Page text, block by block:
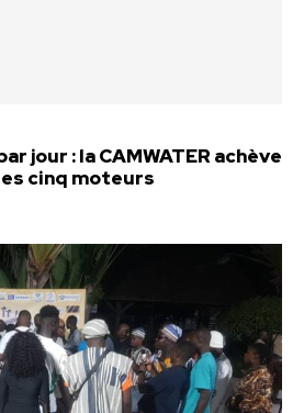
jour : la CAMWATER achève
cinq moteurs